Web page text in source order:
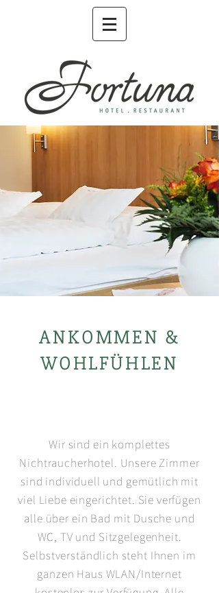
ANKOMMEN &
WOHLFÜHLEN
Wir sind ein komplettes
Nichtraucherhotel. Unsere Zimmer
sind individuell und gemütlich mit
viel Liebe eingerichtet. Sie verfügen
alle über ein Bad mit Dusche und
WC, TV und Sitzgelegenheit.
Selbstverständlich steht Ihnen im
ganzen Haus WLAN/Internet